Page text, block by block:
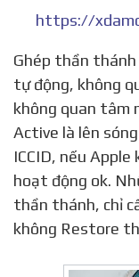
Ghép thần thánh Auto Fix Full lỗi : Là chế độ ghép
tự động, không
không quan tâm
Active là lên
ICCID, nếu
hoạt động ok.
thần thánh, chỉ
không Restore